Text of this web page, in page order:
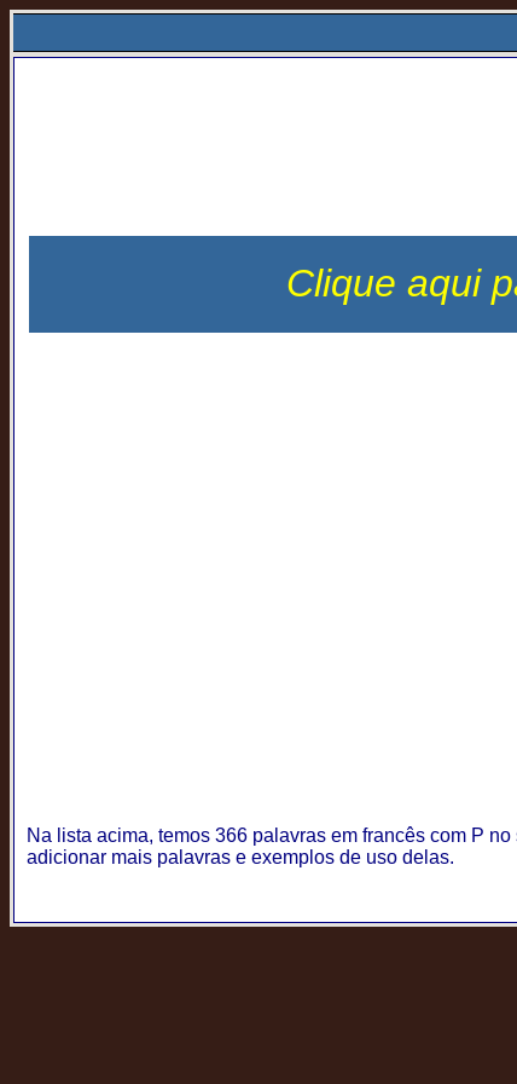
Clique aqui
Na lista acima, temos 366 palavras em francês com P
adicionar mais palavras e exemplos de uso delas.